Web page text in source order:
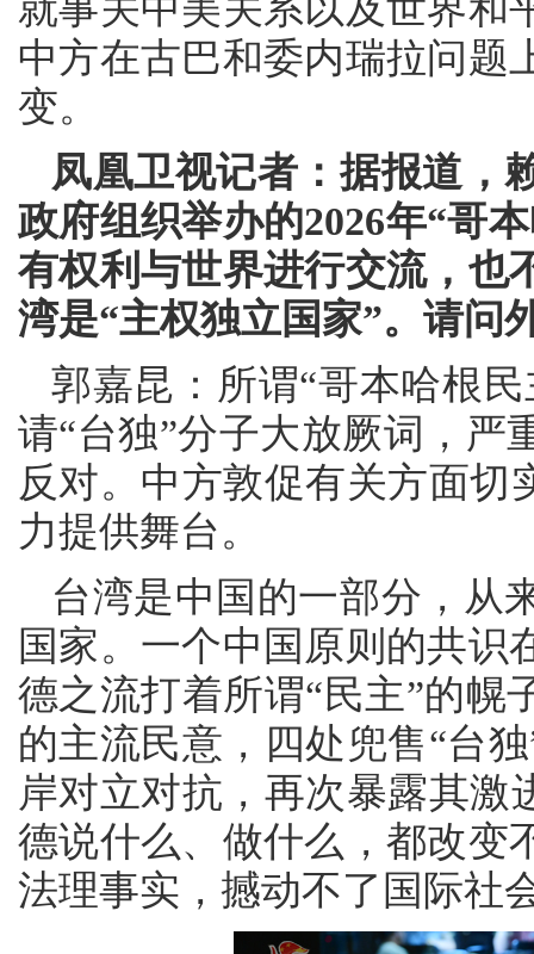
就事关中美关系以及世界和
中方在古巴和委内瑞拉问题
变。
凤凰卫视记者：据报道，
政府组织举办的2026年“哥
有权利与世界进行交流，也
湾是“主权独立国家”。请问
郭嘉昆：所谓“哥本哈根
请“台独”分子大放厥词，严
反对。中方敦促有关方面切
力提供舞台。
台湾是中国的一部分，从
国家。一个中国原则的共识
德之流打着所谓“民主”的幌
的主流民意，四处兜售“台
岸对立对抗，再次暴露其激
德说什么、做什么，都改变
法理事实，撼动不了国际社